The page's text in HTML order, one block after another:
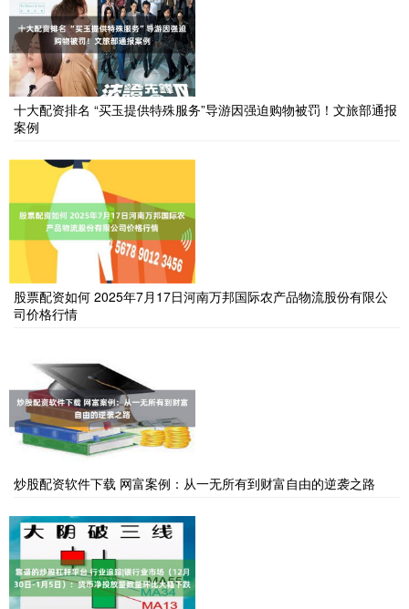
十大配资排名 “买玉提供特殊服务”导游因强迫购物被罚！文旅部通报
案例
股票配资如何 2025年7月17日河南万邦国际农产品物流股份有限公
司价格行情
炒股配资软件下载 网富案例：从一无所有到财富自由的逆袭之路